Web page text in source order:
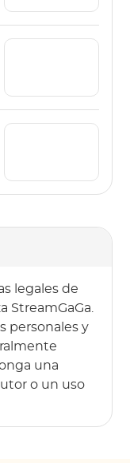
legales de
StreamGaGa.
personales y
una
o un uso